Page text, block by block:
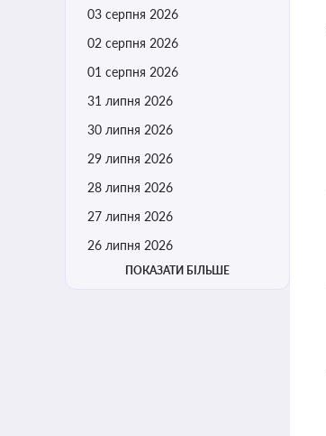
03 серпня 2026
02 серпня 2026
01 серпня 2026
31 липня 2026
30 липня 2026
29 липня 2026
28 липня 2026
27 липня 2026
26 липня 2026
ПОКАЗАТИ БІЛЬШЕ